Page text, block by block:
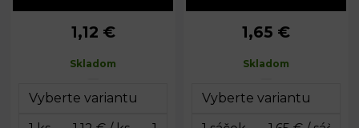
Vnútorný
1,12 €
Skladom
Priemer:
5 - 10 mm
1,65 €
Skladom